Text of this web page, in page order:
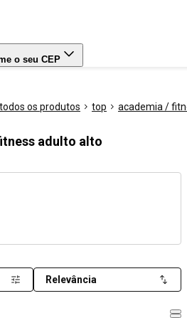
o seu CEP
todos os produtos top academia /
adulto alto
Relevância